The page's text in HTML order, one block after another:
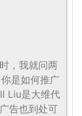
，我就问两
是如何推广
Liu是大维代
告也到处可